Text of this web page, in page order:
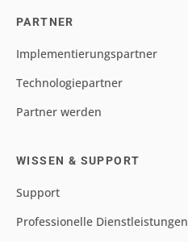
PARTNER
Implementierungspartner
Technologiepartner
Partner werden
WISSEN & SUPPORT
Support
Professionelle Dienstleistungen